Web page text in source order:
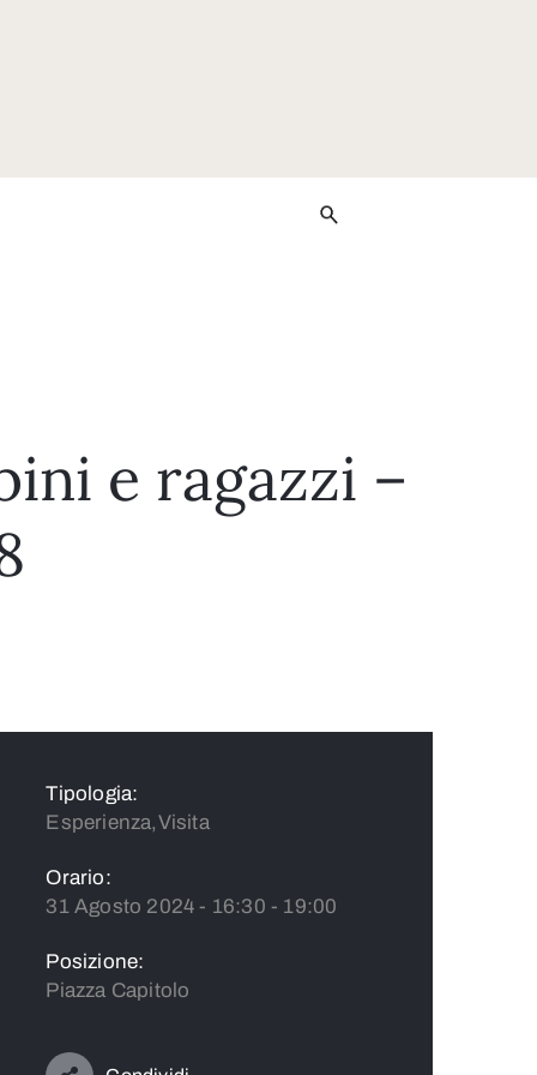
e ragazzi –
Tipologia:
Esperienza,Visita
Orario:
31 Agosto 2024 - 16:30 - 19:00
Posizione:
Piazza Capitolo